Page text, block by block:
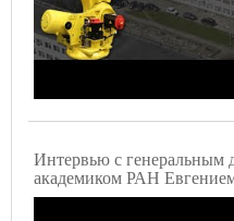
Интервью с
академиком РАН